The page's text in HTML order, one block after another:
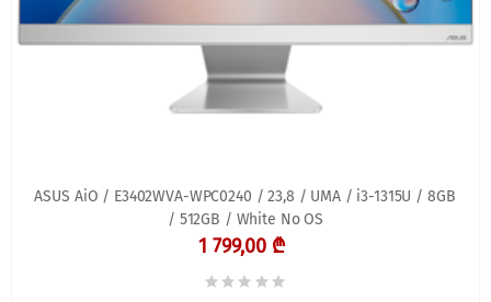
ASUS AiO / E3402WVA-WPC0240 / 23,8 / UMA / i3-1315U / 8GB
/ 512GB / White No OS
1 799,00 ₾